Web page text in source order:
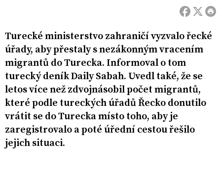
Turecké ministerstvo zahraničí vyzvalo řecké
úřady, aby přestaly s nezákonným vracením
migrantů do Turecka. Informoval o tom
turecký deník Daily Sabah. Uvedl také, že se
letos více než zdvojnásobil počet migrantů,
které podle tureckých úřadů Řecko donutilo
vrátit se do Turecka místo toho, aby je
zaregistrovalo a poté úřední cestou řešilo
jejich situaci.